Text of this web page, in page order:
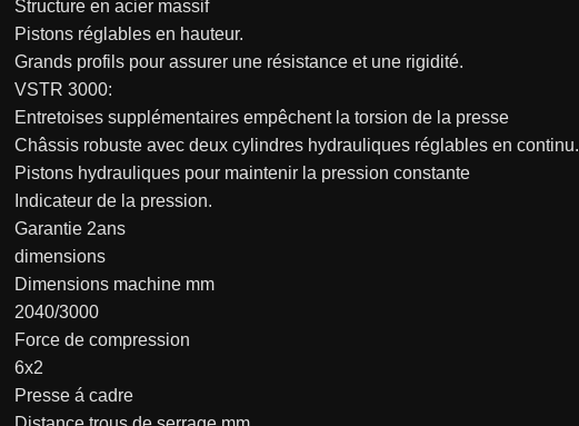
Structure en acier massif
Pistons réglables en hauteur.
Grands profils pour assurer une résistance et une rigidité.
VSTR 3000:
Entretoises supplémentaires empêchent la torsion de la presse
Châssis robuste avec deux cylindres hydrauliques réglables en continu.
Pistons hydrauliques pour maintenir la pression constante
Indicateur de la pression.
Garantie 2ans
dimensions
Dimensions machine mm
2040/3000
Force de compression
6x2
Presse á cadre